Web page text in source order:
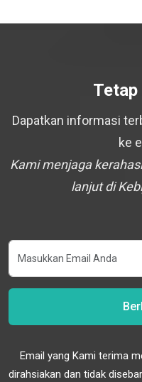
Tetap
Dapatkan informasi
ke
Kami menjaga
lanjut di
Email yang Kami terima
dirahsiakan dan tidak